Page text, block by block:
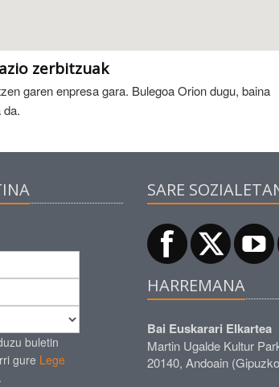
zerbitzuak
garen enpresa gara. Bulegoa Orion dugu, baina
da.
buletin
gure Lege
.
SARE
HARREMANA
Bai Euskarari Elkartea
Martin Ugalde Kultur
20140, Andoain